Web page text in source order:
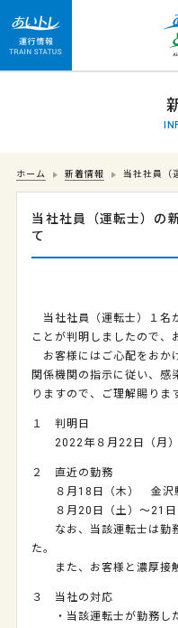
運行情報 列
ホーム 新着情報 当社社員（
当社社員（運転士）の
て
当社社員（運転士）１名
ことが判明しましたので、
お客様にはご心配をおか
関係機関の指示に従い、感
りますので、ご理解賜りま
１ 判明日
2022年８月22日（月）
２ 直近の勤務
８月18日（木） 金沢
８月20日（土）～21日
なお、当該運転士は勤務
た。
また、お客様と濃厚接触
３ 当社の対応
・当該運転士が勤務した